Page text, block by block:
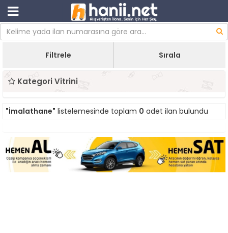
Filtrele Sırala
Kategori Vitrini
"İmalathane" listelemesinde toplam 0 adet ilan bulundu